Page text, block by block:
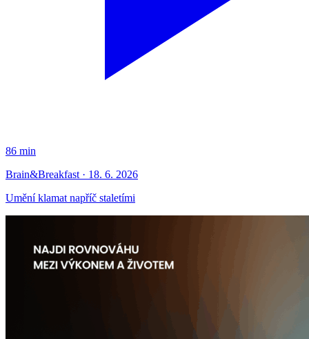
86 min
Brain&Breakfast · 18. 6. 2026
Umění klamat napříč staletími